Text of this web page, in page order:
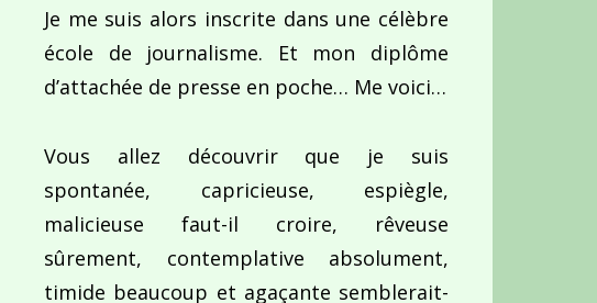
Je me suis alors inscrite dans une célèbre
école de journalisme. Et mon diplôme
d’attachée de presse en poche… Me voici…
Vous allez découvrir que je suis
spontanée, capricieuse, espiègle,
malicieuse faut-il croire, rêveuse
sûrement, contemplative absolument,
timide beaucoup et agaçante semblerait-